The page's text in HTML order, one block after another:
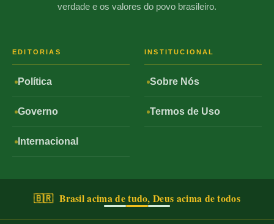
verdade e os valores do povo brasileiro.
EDITORIAS
Política
Governo
Internacional
INSTITUCIONAL
Sobre Nós
Termos de Uso
🇧🇷 Brasil acima de tudo, Deus acima de todos